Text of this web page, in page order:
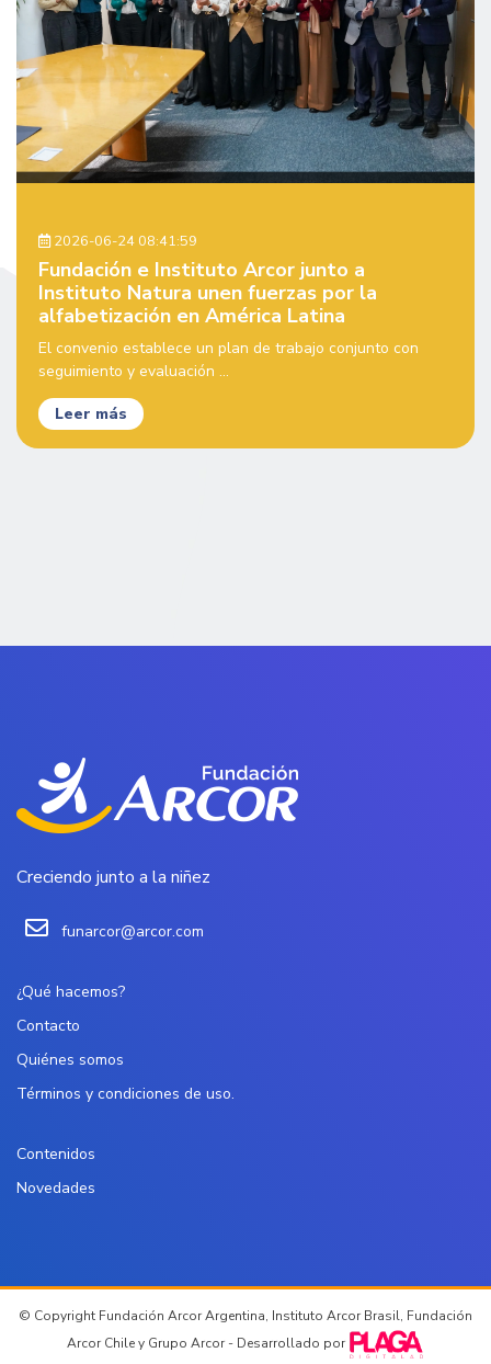
2026-06-24 08:41:59
Fundación e Instituto Arcor junto a
Instituto Natura unen fuerzas por la
alfabetización en América Latina
El convenio establece un plan de trabajo conjunto con
seguimiento y evaluación ...
Leer más
Creciendo junto a la niñez
funarcor@arcor.com
¿Qué hacemos?
Contacto
Quiénes somos
Términos y condiciones de uso.
Contenidos
Novedades
© Copyright Fundación Arcor Argentina, Instituto Arcor Brasil, Fundación
Arcor Chile y Grupo Arcor - Desarrollado por